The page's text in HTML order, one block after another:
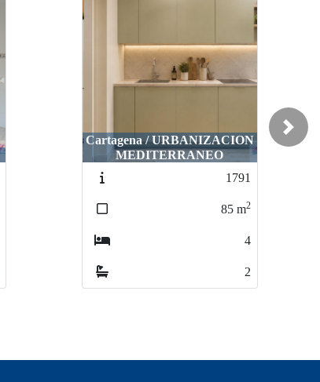
Cartagena / URBANIZACION
MEDITERRANEO
1791
85 m2
4
2
Next